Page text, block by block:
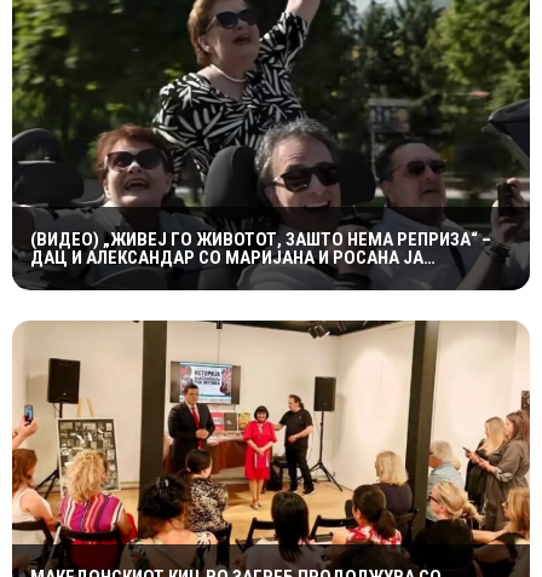
(ВИДЕО) „ЖИВЕЈ ГО ЖИВОТОТ, ЗАШТО НЕМА РЕПРИЗА“ –
ДАЦ И АЛЕКСАНДАР СО МАРИЈАНА И РОСАНА ЈА
ПРЕТСТАВИЈА „ЗАСЕКОГАШ МЛАДИ“